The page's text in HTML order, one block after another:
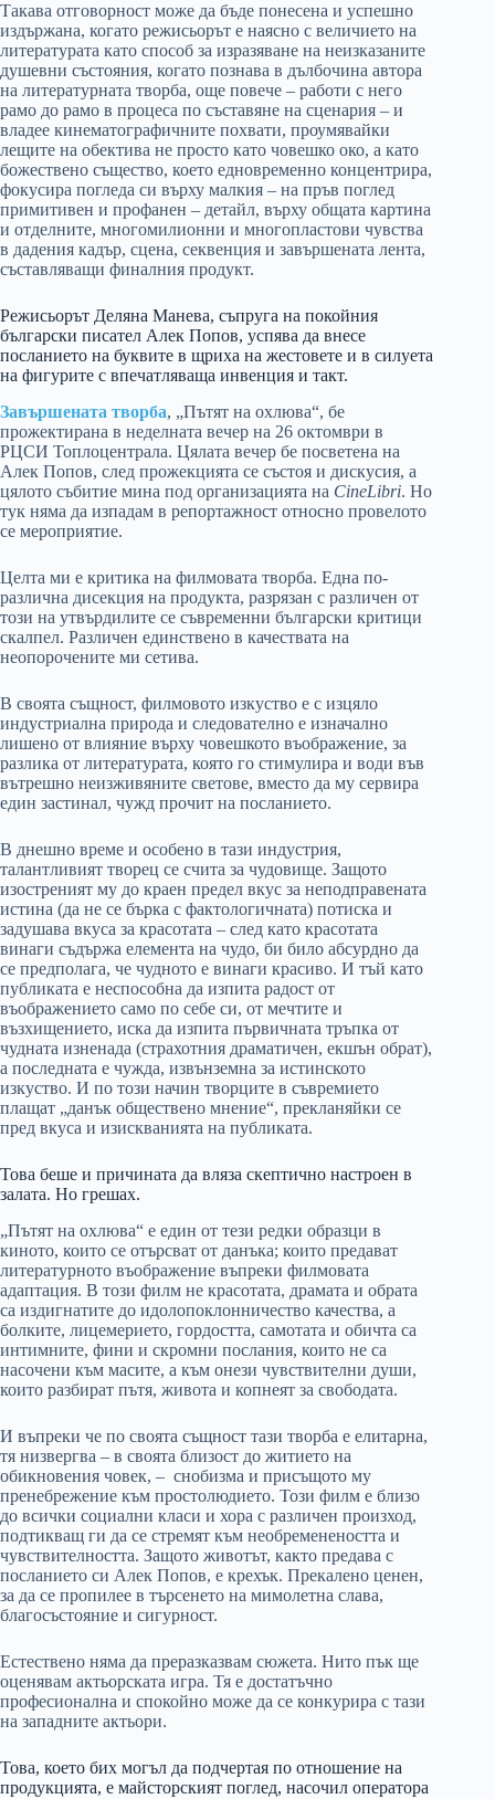
Такава отговорност може да бъде понесена и успешно
издържана, когато режисьорът е наясно с величието на
литературата като способ за изразяване на неизказаните
душевни състояния, когато познава в дълбочина автора
на литературната творба, още повече – работи с него
рамо до рамо в процеса по съставяне на сценария – и
владее кинематографичните похвати, проумявайки
лещите на обектива не просто като човешко око, а като
божествено същество, което едновременно концентрира,
фокусира погледа си върху малкия – на пръв поглед
примитивен и профанен – детайл, върху общата картина
и отделните, многомилионни и многопластови чувства
в дадения кадър, сцена, секвенция и завършената лента,
съставляващи финалния продукт.
Режисьорът Деляна Манева, съпруга на покойния
български писател Алек Попов, успява да внесе
посланието на буквите в щриха на жестовете и в силуета
на фигурите с впечатляваща инвенция и такт.
Завършената творба, „Пътят на охлюва“, бе
прожектирана в неделната вечер на 26 октомври в
РЦСИ Топлоцентрала. Цялата вечер бе посветена на
Алек Попов, след прожекцията се състоя и дискусия, а
цялото събитие мина под организацията на CineLibri. Но
тук няма да изпадам в репортажност относно провелото
се мероприятие.
Целта ми е критика на филмовата творба. Една по-
различна дисекция на продукта, разрязан с различен от
този на утвърдилите се съвременни български критици
скалпел. Различен единствено в качествата на
неопорочените ми сетива.
В своята същност, филмовото изкуство е с изцяло
индустриална природа и следователно е изначално
лишено от влияние върху човешкото въображение, за
разлика от литературата, която го стимулира и води във
вътрешно неизживяните светове, вместо да му сервира
един застинал, чужд прочит на посланието.
В днешно време и особено в тази индустрия,
талантливият творец се счита за чудовище. Защото
изостреният му до краен предел вкус за неподправената
истина (да не се бърка с фактологичната) потиска и
задушава вкуса за красотата – след като красотата
винаги съдържа елемента на чудо, би било абсурдно да
се предполага, че чудното е винаги красиво. И тъй като
публиката е неспособна да изпита радост от
въображението само по себе си, от мечтите и
възхищението, иска да изпита първичната тръпка от
чудната изненада (страхотния драматичен, екшън обрат),
а последната е чужда, извънземна за истинското
изкуство. И по този начин творците в съвремието
плащат „данък обществено мнение“, прекланяйки се
пред вкуса и изискванията на публиката.
Това беше и причината да вляза скептично настроен в
залата. Но грешах.
„Пътят на охлюва“ е един от тези редки образци в
киното, които се отърсват от данъка; които предават
литературното въображение въпреки филмовата
адаптация. В този филм не красотата, драмата и обрата
са издигнатите до идолопоклонничество качества, а
болките, лицемерието, гордостта, самотата и обичта са
интимните, фини и скромни послания, които не са
насочени към масите, а към онези чувствителни души,
които разбират пътя, живота и копнеят за свободата.
И въпреки че по своята същност тази творба е елитарна,
тя низвергва – в своята близост до житието на
обикновения човек, – снобизма и присъщото му
пренебрежение към простолюдието. Този филм е близо
до всички социални класи и хора с различен произход,
подтикващ ги да се стремят към необременеността и
чувствителността. Защото животът, както предава с
посланието си Алек Попов, е крехък. Прекалено ценен,
за да се пропилее в търсенето на мимолетна слава,
благосъстояние и сигурност.
Естествено няма да преразказвам сюжета. Нито пък ще
оценявам актьорската игра. Тя е достатъчно
професионална и спокойно може да се конкурира с тази
на западните актьори.
Това, което бих могъл да подчертая по отношение на
продукцията, е майсторският поглед, насочил оператора